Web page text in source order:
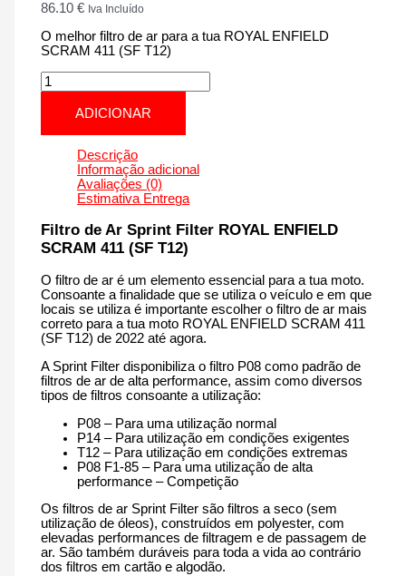
86.10€ Iva Incluído
O melhor filtro de ar para a tua ROYAL ENFIELD
SCRAM 411 (SF T12)
Quantidade
de
ROYAL
ENFIELD
SCRAM
cm3
-
CM199T12
2022
até
agora
ADICIONAR
Descrição
Informação adicional
Avaliações (0)
Estimativa Entrega
Filtro de Ar Sprint Filter ROYAL ENFIELD
SCRAM 411 (SF T12)
O filtro de ar é um elemento essencial para a tua moto.
Consoante a finalidade que se utiliza o veículo e em que
locais se utiliza é importante escolher o filtro de ar mais
correto para a tua moto ROYAL ENFIELD SCRAM 411
(SF T12) de 2022 até agora.
A Sprint Filter disponibiliza o filtro P08 como padrão de
filtros de ar de alta performance, assim como diversos
tipos de filtros consoante a utilização:
P08 – Para uma utilização normal
P14 – Para utilização em condições exigentes
T12 – Para utilização em condições extremas
P08 F1-85 – Para uma utilização de alta
performance – Competição
Os filtros de ar Sprint Filter são filtros a seco (sem
utilização de óleos), construídos em polyester, com
elevadas performances de filtragem e de passagem de
ar. São também duráveis para toda a vida ao contrário
dos filtros em cartão e algodão.